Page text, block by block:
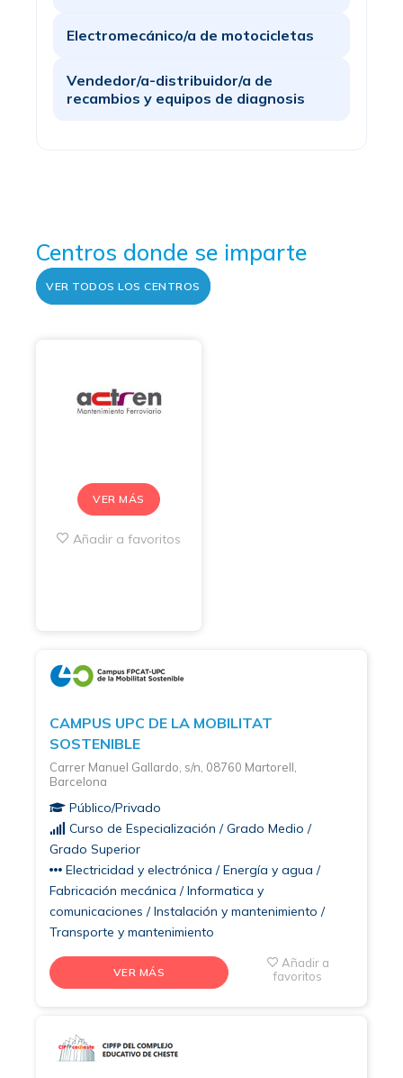
Electromecánico/a de motocicletas
Vendedor/a-distribuidor/a de
recambios y equipos de diagnosis
Centros donde se imparte
VER TODOS LOS CENTROS
VER MÁS
Añadir a favoritos
CAMPUS UPC DE LA MOBILITAT
SOSTENIBLE
Carrer Manuel Gallardo, s/n, 08760 Martorell,
Barcelona
Público/Privado
Curso de Especialización / Grado Medio /
Grado Superior
Electricidad y electrónica / Energía y agua /
Fabricación mecánica / Informatica y
comunicaciones / Instalación y mantenimiento /
Transporte y mantenimiento
VER MÁS
Añadir a
favoritos